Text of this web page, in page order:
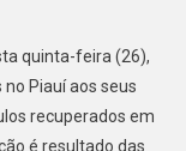
quinta-feira (26),
Piauí aos seus
recuperados em
é resultado das